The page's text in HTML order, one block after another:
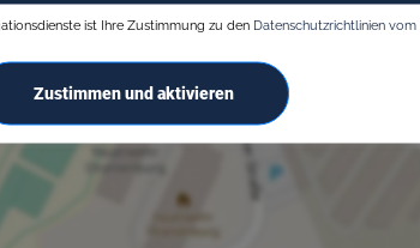
ist Ihre Zustimmung zu den Datenschutzrichtlinien
Zustimmen und aktivieren